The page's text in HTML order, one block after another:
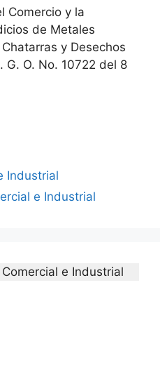
Comercio y la
de Metales
y Desechos
G. O. No. 10722 del 8
Industrial
e Industrial
e Industrial